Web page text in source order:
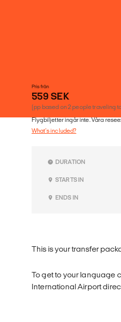
Pris från
559 SEK
(pp based on 2 people traveling
Flygbiljetter ingår inte. Våra
What's included?
DURATION
STARTS IN
ENDS IN
This is your transfer
To get to your language
International Airport